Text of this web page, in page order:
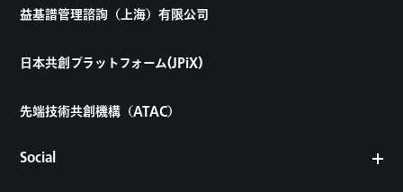
Social
益基譜管理諮詢（上海）有限公司
日本共創プラットフォーム(JPiX)
先端技術共創機構（ATAC）